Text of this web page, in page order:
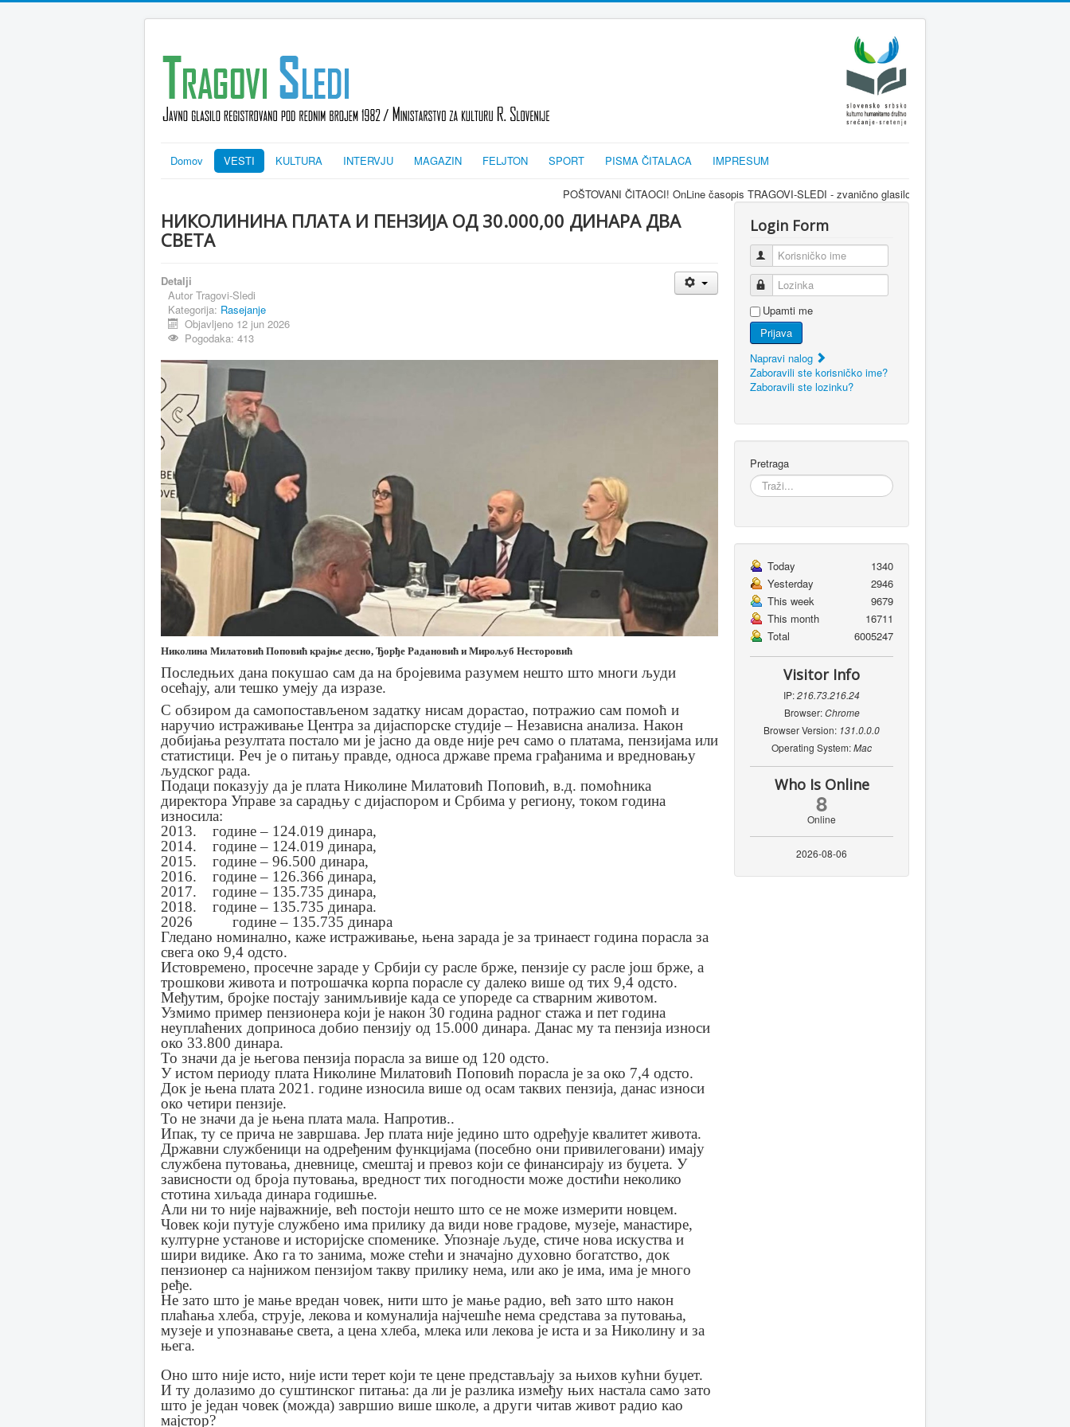
Domov VESTI KULTURA INTERVJU MAGAZIN FELJTON SPORT PISMA ČITALACA IMPRESUM
POŠTOVANI ČITAOCI! OnLine časopis TRAGOVI-SLEDI - zvanično glasilo srpske dijaspore za informisanje Srba u
НИКОЛИНИНА ПЛАТА И ПЕНЗИЈА ОД 30.000,00 ДИНАРА ДВА
СВЕТА
Detalji
Autor Tragovi-Sledi
Kategorija: Rasejanje
Objavljeno 12 jun 2026
Pogodaka: 413
Николина Милатовић Поповић крајње десно, Ђорђе Радановић и Мирољуб Несторовић
Последњих дана покушао сам да на бројевима разумем нешто што многи људи
осећају, али тешко умеју да изразе.
С обзиром да самопостављеном задатку нисам дорастао, потражио сам помоћ и
наручио истраживање Центра за дијаспорске студије – Независна анализа. Након
добијања резултата постало ми је јасно да овде није реч само о платама, пензијама или
статистици. Реч је о питању правде, односа државе према грађанима и вредновању
људског рада.
Подаци показују да је плата Николине Милатовић Поповић, в.д. помоћника
директора Управе за сарадњу с дијаспором и Србима у региону, током година
износила:
2013. године – 124.019 динара,
2014. године – 124.019 динара,
2015. године – 96.500 динара,
2016. године – 126.366 динара,
2017. године – 135.735 динара,
2018. године – 135.735 динара.
2026 године – 135.735 динара
Гледано номинално, каже истраживање, њена зарада је за тринаест година порасла за
свега око 9,4 одсто.
Истовремено, просечне зараде у Србији су расле брже, пензије су расле још брже, а
трошкови живота и потрошачка корпа порасле су далеко више од тих 9,4 одсто.
Међутим, бројке постају занимљивије када се упореде са стварним животом.
Узмимо пример пензионера који је након 30 година радног стажа и пет година
неуплаћених доприноса добио пензију од 15.000 динара. Данас му та пензија износи
око 33.800 динара.
То значи да је његова пензија порасла за више од 120 одсто.
У истом периоду плата Николине Милатовић Поповић порасла је за око 7,4 одсто.
Док је њена плата 2021. године износила више од осам таквих пензија, данас износи
око четири пензије.
То не значи да је њена плата мала. Напротив..
Ипак, ту се прича не завршава. Јер плата није једино што одређује квалитет живота.
Државни службеници на одређеним функцијама (посебно они привилеговани) имају
службена путовања, дневнице, смештај и превоз који се финансирају из буџета. У
зависности од броја путовања, вредност тих погодности може достићи неколико
стотина хиљада динара годишње.
Али ни то није најважније, већ постоји нешто што се не може измерити новцем.
Човек који путује службено има прилику да види нове градове, музеје, манастире,
културне установе и историјске споменике. Упознаје људе, стиче нова искуства и
шири видике. Ако га то занима, може стећи и значајно духовно богатство, док
пензионер са најнижом пензијом такву прилику нема, или ако је има, има је много
ређе.
Не зато што је мање вредан човек, нити што је мање радио, већ зато што након
плаћања хлеба, струје, лекова и комуналија најчешће нема средстава за путовања,
музеје и упознавање света, а цена хлеба, млека или лекова је иста и за Николину и за
њега.
Оно што није исто, није исти терет који те цене представљају за њихов кућни буџет.
И ту долазимо до суштинског питања: да ли је разлика између њих настала само зато
што је један човек (можда) завршио више школе, а други читав живот радио као
мајстор?
Login Form
Korisničko ime
Lozinka
Upamti me
Prijava
Napravi nalog
Zaboravili ste korisničko ime?
Zaboravili ste lozinku?
Pretraga
Today
1340
Yesterday
2946
This week
9679
This month
16711
Total
6005247
Visitor Info
IP:216.73.216.24
Browser:Chrome
Browser Version: 131.0.0.0
Operating System:Mac
Who Is Online
8
Online
2026-08-06